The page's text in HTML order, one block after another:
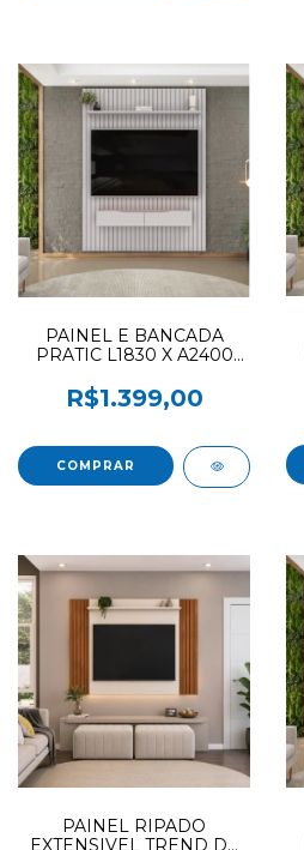
PAINEL E BANCADA
PRATIC L1830 X A2400
R$1.399,00
PAINEL RIPADO
EXTENSIVEL TREND DE